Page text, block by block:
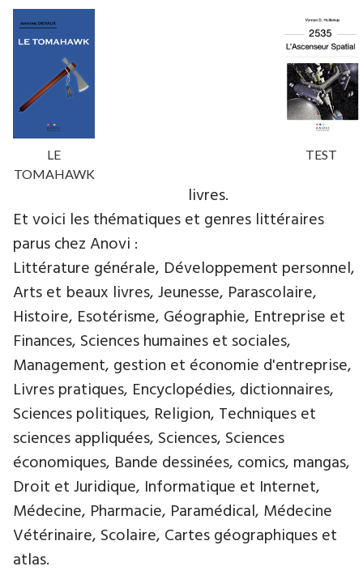
LE
TOMAHAWK
TEST
livres.
Et voici les thématiques et genres littéraires
parus chez Anovi :
Littérature générale, Développement personnel,
Arts et beaux livres, Jeunesse, Parascolaire,
Histoire, Esotérisme, Géographie, Entreprise et
Finances, Sciences humaines et sociales,
Management, gestion et économie d'entreprise,
Livres pratiques, Encyclopédies, dictionnaires,
Sciences politiques, Religion, Techniques et
sciences appliquées, Sciences, Sciences
économiques, Bande dessinées, comics, mangas,
Droit et Juridique, Informatique et Internet,
Médecine, Pharmacie, Paramédical, Médecine
Vétérinaire, Scolaire, Cartes géographiques et
atlas.